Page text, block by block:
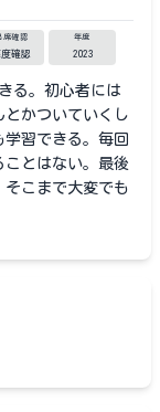
席確認
確認
年度
2023
る。初心者には
かついていくし
習できる。毎回
とはない。最後
そこまで大変でも